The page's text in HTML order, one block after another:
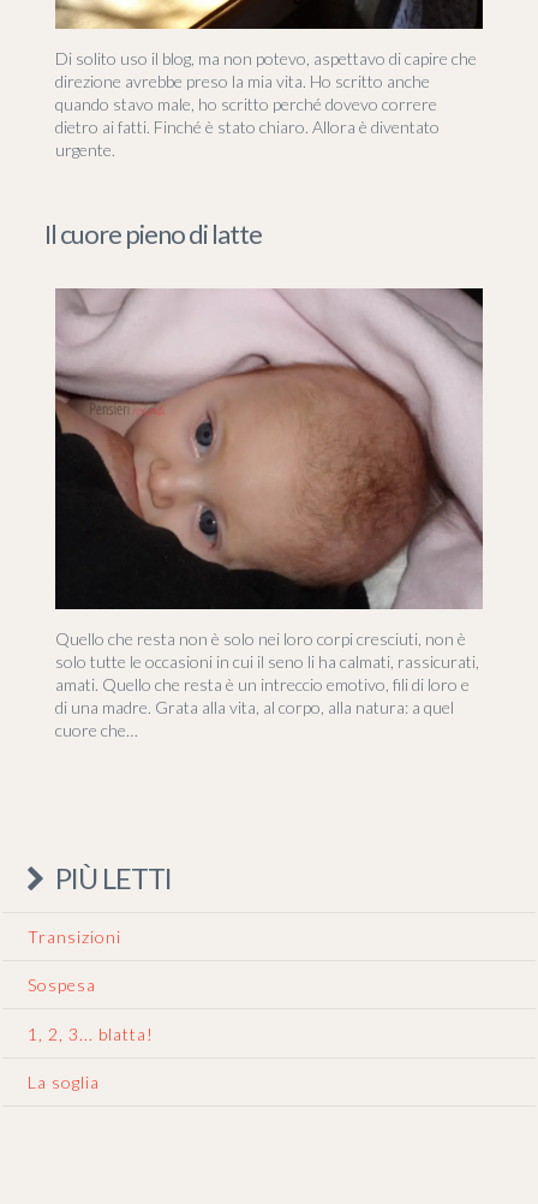
Di solito uso il blog, ma non potevo, aspettavo di capire che
direzione avrebbe preso la mia vita. Ho scritto anche
quando stavo male, ho scritto perché dovevo correre
dietro ai fatti. Finché è stato chiaro. Allora è diventato
urgente.
Il cuore pieno di latte
Quello che resta non è solo nei loro corpi cresciuti, non è
solo tutte le occasioni in cui il seno li ha calmati, rassicurati,
amati. Quello che resta è un intreccio emotivo, fili di loro e
di una madre. Grata alla vita, al corpo, alla natura: a quel
cuore che…
PIÙ LETTI
Transizioni
Sospesa
1, 2, 3... blatta!
La soglia